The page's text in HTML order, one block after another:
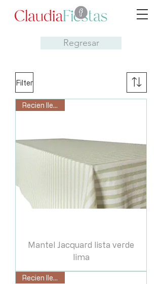
Regresar
Filter
Recien llegado
Mantel Jacquard lista verde
lima
Recien llegado